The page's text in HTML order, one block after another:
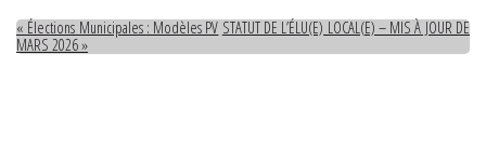
« Élections Municipales : Modèles PV STATUT DE L’ÉLU(E) LOCAL(E) – MIS À JOUR DE
MARS 2026 »